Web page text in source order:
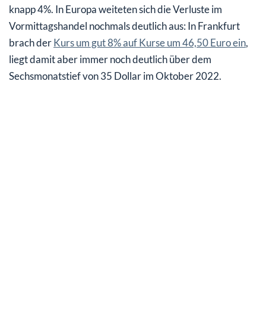
knapp 4%. In Europa weiteten sich die Verluste im
Vormittagshandel nochmals deutlich aus: In Frankfurt
brach derKurs um gut 8% auf Kurse um 46,50 Euro ein,
liegt damit aber immer noch deutlich über dem
Sechsmonatstief von 35 Dollar im Oktober 2022.